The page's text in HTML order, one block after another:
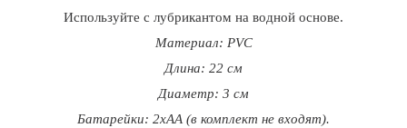
Используйте с лубрикантом на водной основе.
Материал: PVC
Длина: 22 см
Диаметр: 3 см
Батарейки: 2xAA (в комплект не входят).